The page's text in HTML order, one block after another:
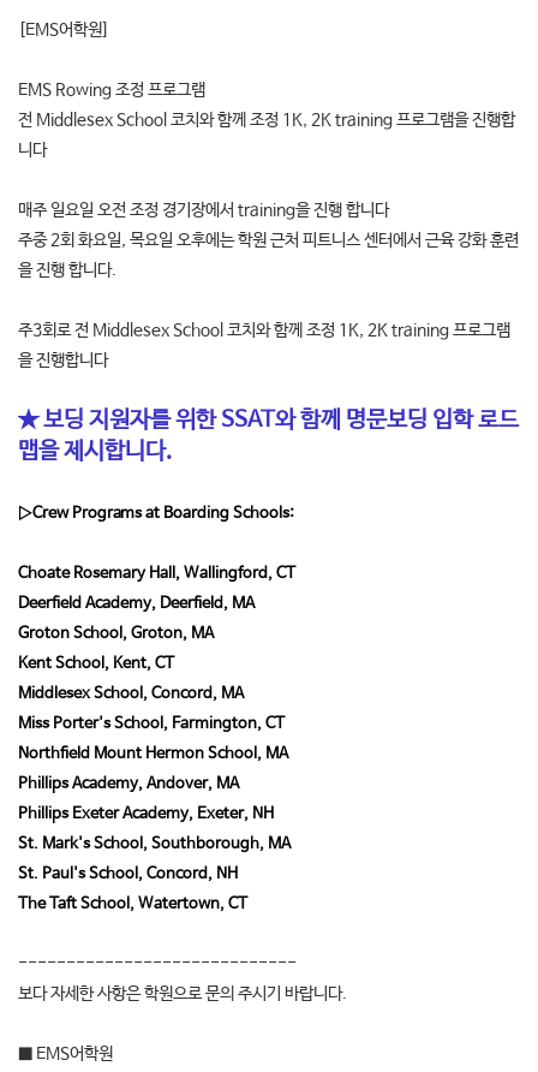
[EMS어학원]
EMS Rowing 조정 프로그램
전 Middlesex School 코치와 함께 조정 1K, 2K training 프로그램을 진행합
니다
매주 일요일 오전 조정 경기장에서 training을 진행 합니다
주중 2회 화요일, 목요일 오후에는 학원 근처 피트니스 센터에서 근육 강화 훈련
을 진행 합니다.
주3회로 전 Middlesex School 코치와 함께 조정 1K, 2K training 프로그램
을 진행합니다
★ 보딩 지원자를 위한 SSAT와 함께 명문보딩 입학 로드
맵을 제시합니다.
▷Crew Programs at Boarding Schools:
Choate Rosemary Hall, Wallingford, CT
Deerfield Academy, Deerfield, MA
Groton School, Groton, MA
Kent School, Kent, CT
Middlesex School, Concord, MA
Miss Porter's School, Farmington, CT
Northfield Mount Hermon School, MA
Phillips Academy, Andover, MA
Phillips Exeter Academy, Exeter, NH
St. Mark's School, Southborough, MA
St. Paul's School, Concord, NH
The Taft School, Watertown, CT
-----------------------------
보다 자세한 사항은 학원으로 문의 주시기 바랍니다.
■ EMS어학원